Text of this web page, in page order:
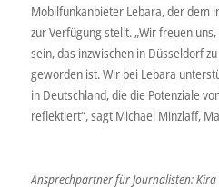
Mobilfunkanbieter Lebara, der dem
zur Verfügung stellt. „Wir freuen
sein, das inzwischen in Düsseldorf
geworden ist. Wir bei Lebara
in Deutschland, die die Potenziale
reflektiert“, sagt Michael Minzlaff,
Ansprechpartner für Journalisten: